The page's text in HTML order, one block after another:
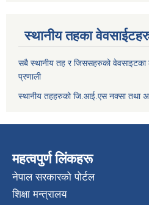
स्थानीय तहका
सबै स्थानीय तह र जिससहरुको वेवसाइटका
प्रणाली
स्थानीय तहहरुको जि.आई.एस नक्सा तथा
महत्वपुर्ण लिंकहरू
नेपाल सरकारको पोर्टल
शिक्षा मन्त्रालय